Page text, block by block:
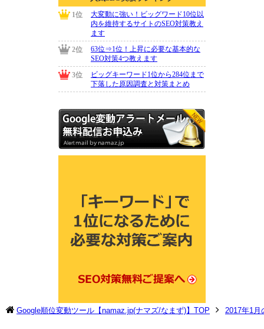
Google順位変動ツール【namaz.jp(ナマズ/なまず)】TOP 2017年1月